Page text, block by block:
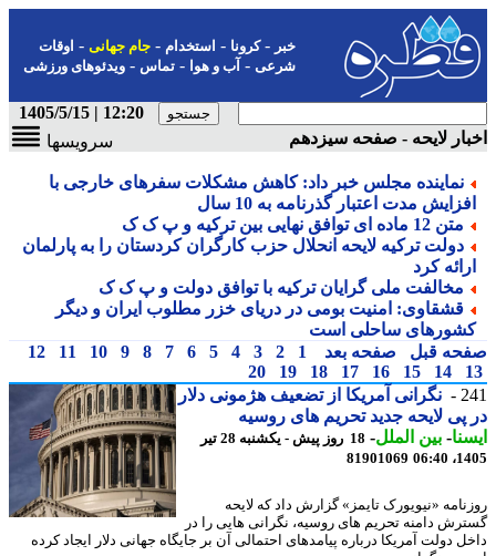
-کرونا-استخدام- جام جهانی-اوقات
شرعی-آب و هوا-تماس-ویدئوهای ورزشی
12:20 | 1405/5/15
لایحه - صفحه سیزدهم
سرویسها
نماینده مجلس خبر داد: کاهش مشکلات سفرهای خارجی با
مدت اعتبار گذرنامه به 10 سال
متن 12 ماده ای توافق نهایی بین ترکیه و پ ک ک
دولت ترکیه لایحه انحلال حزب کارگران کردستان را به پارلمان
کرد
مخالفت ملی گرایان ترکیه با توافق دولت و پ ک ک
قشقاوی: امنیت بومی در دریای خزر مطلوب ایران و دیگر
ساحلی است
قبل صفحه بعد 1
2
3
4
5
6
7
8
9
10
11
12
14
15
16
17
18
19
20
نگرانی آمریکا از تضعیف هژمونی دلار
پی لایحه جدید تحریم های روسیه
-بین الملل-
18 روز پیش - یکشنبه 28 تیر
81901069
«نیویورک تایمز» گزارش داد که لایحه
دامنه تحریم های روسیه، نگرانی هایی را در
دولت آمریکا درباره پیامدهای احتمالی آن بر جایگاه جهانی دلار ایجاد کرده